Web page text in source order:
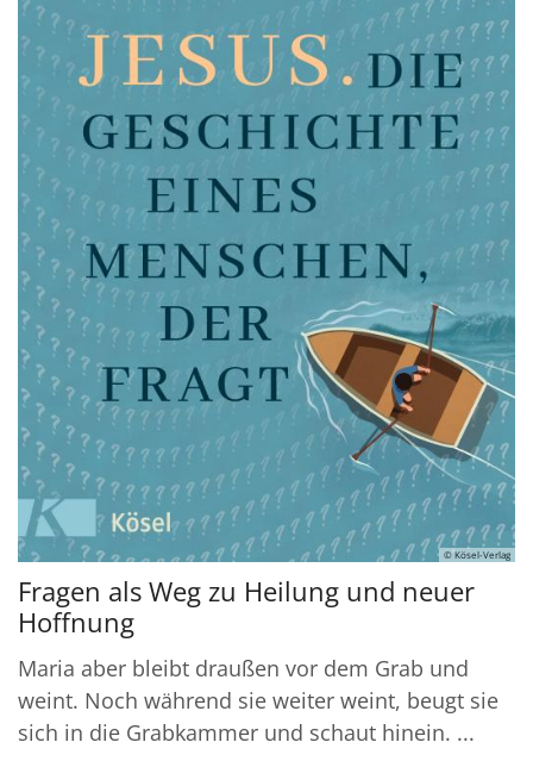
© Kösel-Verlag
Fragen als Weg zu Heilung und neuer
Hoffnung
Maria aber bleibt draußen vor dem Grab und
weint. Noch während sie weiter weint, beugt sie
sich in die Grabkammer und schaut hinein. ...